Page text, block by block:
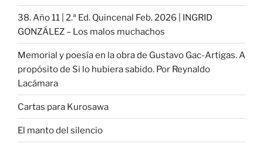
38. Año 11 | 2.ª Ed. Quincenal Feb. 2026 | INGRID
GONZÁLEZ – Los malos muchachos
Memorial y poesía en la obra de Gustavo Gac-Artigas. A
propósito de Si lo hubiera sabido. Por Reynaldo
Lacámara
Cartas para Kurosawa
El manto del silencio